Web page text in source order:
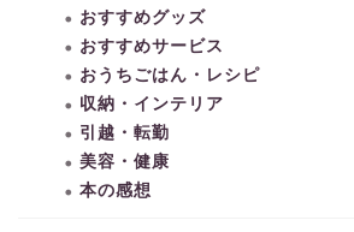
おすすめグッズ
おすすめサービス
おうちごはん・レシピ
収納・インテリア
引越・転勤
美容・健康
本の感想